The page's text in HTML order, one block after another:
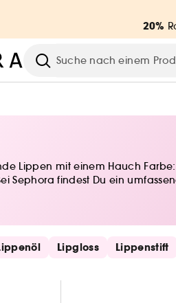
20%
Suche
Lippen mit einem Hauch
Sephora findest Du ein
Lipgloss Lippenstift